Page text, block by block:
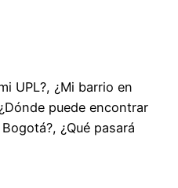
UPL?, ¿Mi barrio en
puede encontrar
¿Qué pasará